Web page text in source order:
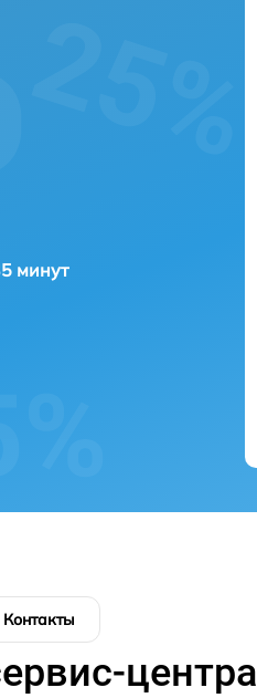
минут
Контакты
центра